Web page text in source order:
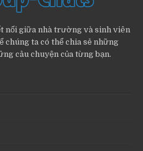
nối giữa nhà trường và sinh viên
chúng ta có thể chia sẻ những
câu chuyện của từng bạn.